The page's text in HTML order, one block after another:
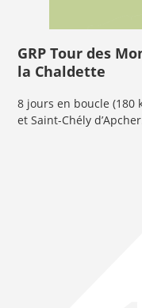
GRP Tour des
la Chaldette
8 jours en boucle (180
et Saint-Chély